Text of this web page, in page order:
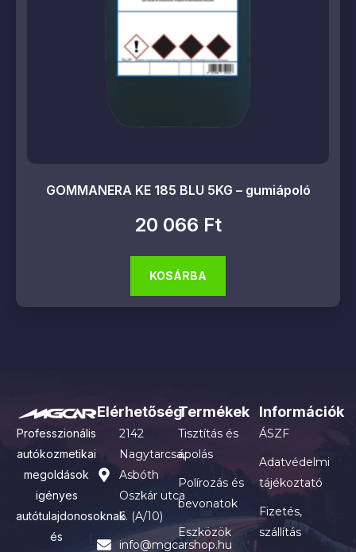
GOMMANERA KE 185 BLU 5KG – gumiápoló
20 066 Ft
KOSÁRBA
Professzionális
autókozmetikai
megoldások
igényes
autótulajdonosoknak
és
Elérhetőség
2142
Nagytarcsa,
Asbóth
Oszkár utca
6. (A/10)
info@mgcarshop.hu
Termékek
Tisztítás és
ápolás
Polírozás és
bevonatok
Eszközök
Információk
ÁSZF
Adatvédelmi
tájékoztató
Fizetés,
szállítás